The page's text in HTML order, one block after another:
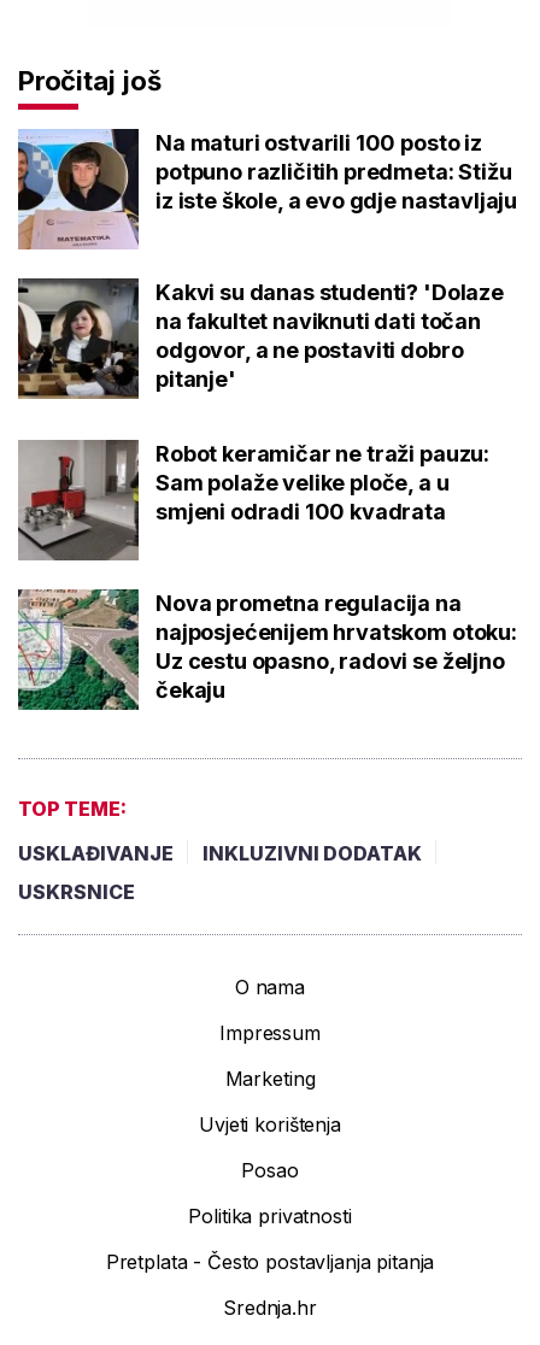
Pročitaj još
Na maturi ostvarili 100 posto iz
potpuno različitih predmeta: Stižu
iz iste škole, a evo gdje nastavljaju
Kakvi su danas studenti? 'Dolaze
na fakultet naviknuti dati točan
odgovor, a ne postaviti dobro
pitanje'
Robot keramičar ne traži pauzu:
Sam polaže velike ploče, a u
smjeni odradi 100 kvadrata
Nova prometna regulacija na
najposjećenijem hrvatskom otoku:
Uz cestu opasno, radovi se željno
čekaju
TOP TEME:
USKLAĐIVANJE
INKLUZIVNI DODATAK
USKRSNICE
O nama
Impressum
Marketing
Uvjeti korištenja
Posao
Politika privatnosti
Pretplata - Često postavljanja pitanja
Srednja.hr